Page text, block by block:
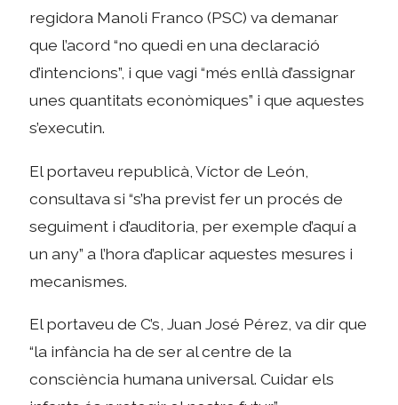
regidora Manoli Franco (PSC) va demanar
que l’acord “no quedi en una declaració
d’intencions”, i que vagi “més enllà d’assignar
unes quantitats econòmiques” i que aquestes
s’executin.
El portaveu republicà, Víctor de León,
consultava si “s’ha previst fer un procés de
seguiment i d’auditoria, per exemple d’aquí a
un any” a l’hora d’aplicar aquestes mesures i
mecanismes.
El portaveu de C’s, Juan José Pérez, va dir que
“la infància ha de ser al centre de la
consciència humana universal. Cuidar els